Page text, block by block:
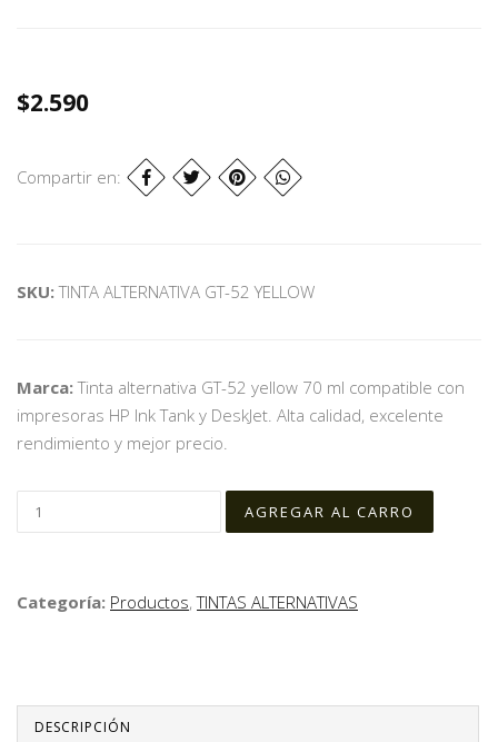
$2.590
Compartir en:
SKU:TINTA ALTERNATIVA GT-52 YELLOW
Marca:Tinta alternativa GT-52 yellow 70 ml compatible con
impresoras HP Ink Tank y DeskJet. Alta calidad, excelente
rendimiento y mejor precio.
Categoría: Productos,TINTAS ALTERNATIVAS
DESCRIPCIÓN